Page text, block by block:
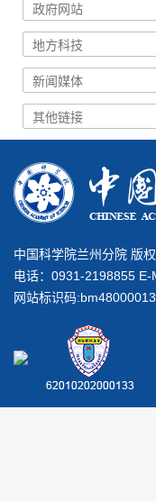
中国科学院兰州分院 版
电话：0931-2198855 E-
网站标识码